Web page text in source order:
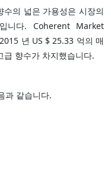
의 넓은 가용성은 시장의
니다. Coherent Market
년 US $ 25.33 억의 매
급 향수가 차지했습니다.
과 같습니다.